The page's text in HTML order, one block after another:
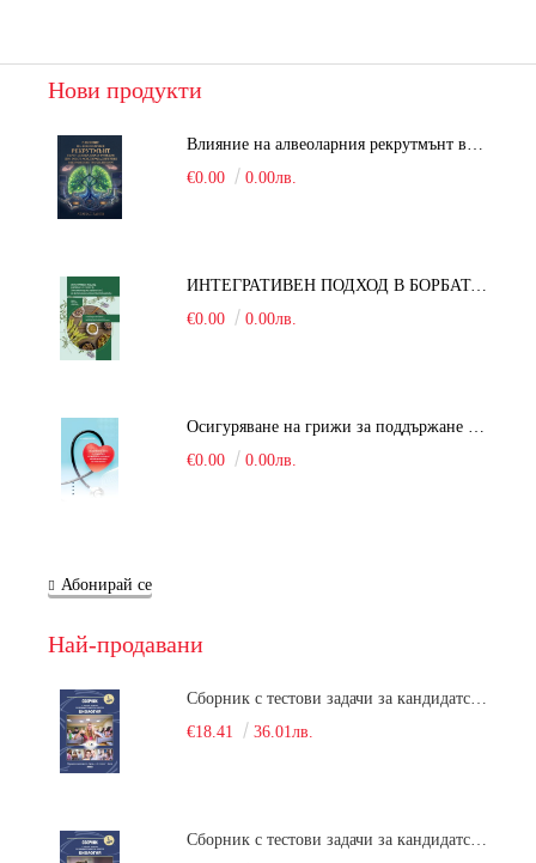
Нови продукти
Влияние на алвеоларния рекрутмънт върху белодробната функция при робот-асистирана хирургия в положение Тренделенбург
€0.00
0.00лв.
ИНТЕГРАТИВЕН ПОДХОД В БОРБАТА С COVID-19: От патогенезата на Sars-Cov-2 до фитомедицината и етноботаниката. Антивирусна активност и терапевтичен потенциал на българските лечебни растения
€0.00
0.00лв.
Осигуряване на грижи за поддържане на здравното състояние на уязвимите групи от населени
€0.00
0.00лв.
Абонирай се
Най-продавани
Сборник с тестови задачи за кандидатстудентски изпит по биология върху учебния материал за задължителна и профилирана подготовка, изучаван в средния курс на обучение. Част 1
€18.41
36.01лв.
Сборник с тестови задачи за кандидатстудентски изпит по биология върху учебния материал за задължителна и профилирана подготовка, изучаван в средния курс на обучение. Част 2